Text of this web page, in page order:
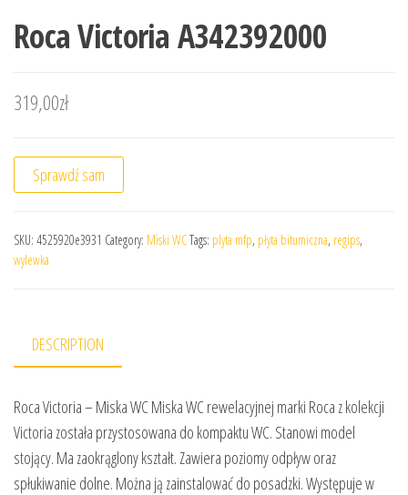
Roca Victoria A342392000
319,00zł
Sprawdź sam
SKU: 4525920e3931 Category: Miski WCTags: plyta mfp, płyta bitumiczna, regips,
wylewka
DESCRIPTION
Roca Victoria – Miska WC Miska WC rewelacyjnej marki Roca z kolekcji
Victoria została przystosowana do kompaktu WC. Stanowi model
stojący. Ma zaokrąglony kształt. Zawiera poziomy odpływ oraz
spłukiwanie dolne. Można ją zainstalować do posadzki. Występuje w